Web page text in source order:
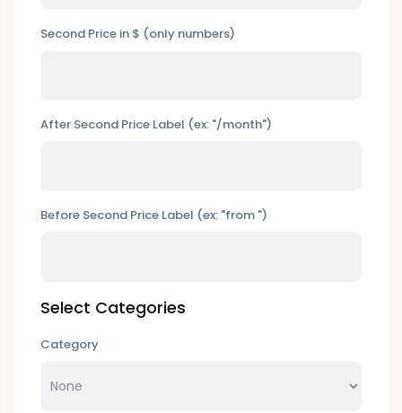
Second Price in $ (only numbers)
After Second Price Label (ex: "/month")
Before Second Price Label (ex: "from ")
Select Categories
Category